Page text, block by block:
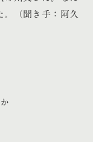
（聞き手：阿久